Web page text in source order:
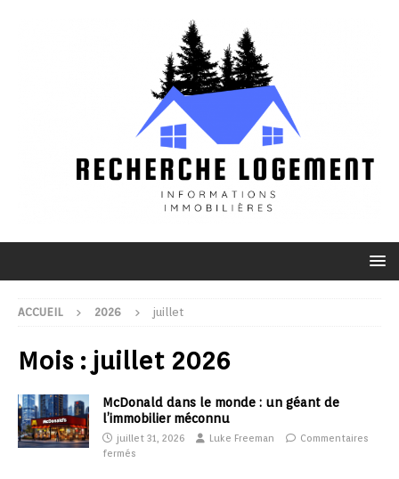
ACCUEIL 2026 juillet
Mois : juillet 2026
McDonald dans le monde : un géant de
l’immobilier méconnu
juillet 31, 2026 Luke Freeman
Commentaires
fermés